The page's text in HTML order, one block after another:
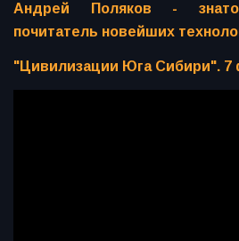
Андрей Поляков -
почитатель новейших
"Цивилизации Юга Сибири". 7